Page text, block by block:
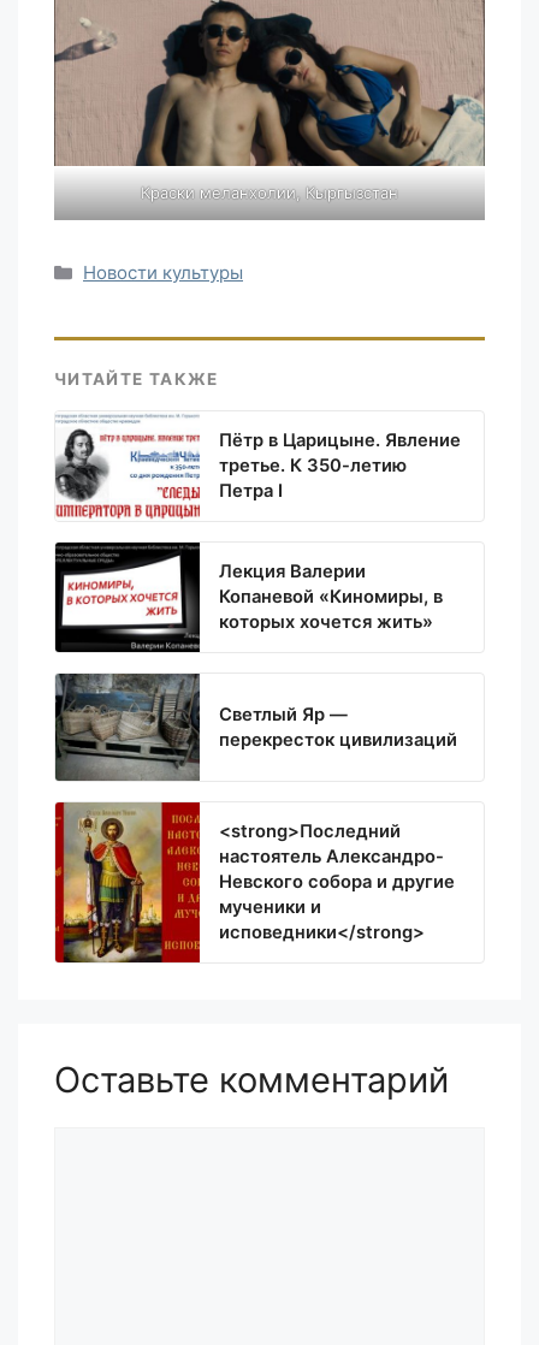
Краски меланхолии, Кыргызстан
Рубрики
Новости культуры
ЧИТАЙТЕ ТАКЖЕ
Пётр в Царицыне. Явление
третье. К 350-летию
Петра I
Лекция Валерии
Копаневой «Киномиры, в
которых хочется жить»
Светлый Яр —
перекресток цивилизаций
<strong>Последний
настоятель Александро-
Невского собора и другие
мученики и
исповедники</strong>
Оставьте комментарий